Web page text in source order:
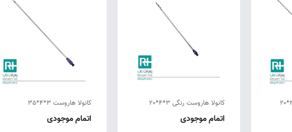
کانولا هاروست رنگی 3*4*20
اتمام موجودی
کانولا هاروست 3*4*35
اتمام موجودی